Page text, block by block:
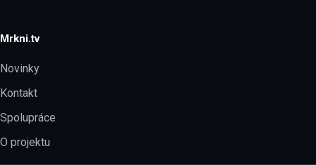
Mrkni.tv
Novinky
Kontakt
Spolupráce
O projektu